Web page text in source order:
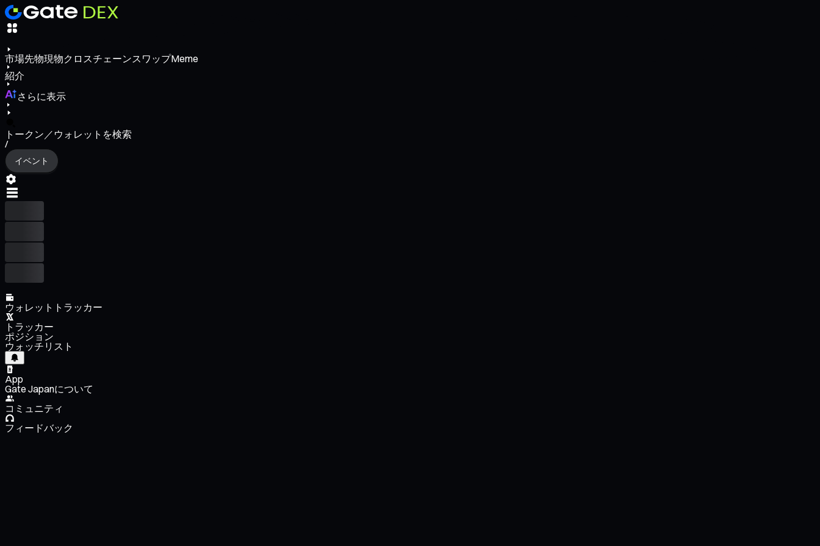
市場先物現物クロスチェーンスワップMeme
紹介
さらに表示
トークン／ウォレットを検索
/
イベント
ウォレットトラッカー
トラッカー
ポジション
ウォッチリスト
App
Gate Japanについて
コミュニティ
フィードバック